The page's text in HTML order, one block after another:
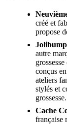
créé et
propose
Jolibump
autre
conçus
ateliers
stylés et
grossesse.
Cache
française